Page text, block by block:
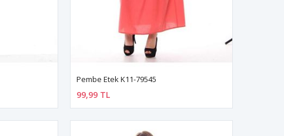
Pembe Etek K11-79545
99,99 TL